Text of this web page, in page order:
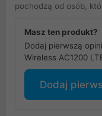
pochodzą od osób,
Masz ten produkt?
Dodaj pierwszą
Wireless AC1200
Dodaj